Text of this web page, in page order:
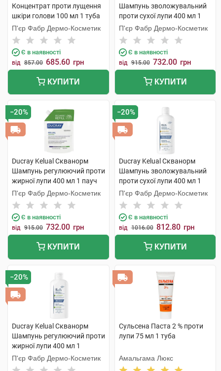
Концентрат проти лущення
шкіри голови 100 мл 1 туба
П'єр Фабр Дермо-Косметик
Є в наявності
від 857.00 685.60 грн
КУПИТИ
Шампунь зволожувальний
проти сухої лупи 400 мл 1
пауч
П'єр Фабр Дермо-Косметик
Є в наявності
від 915.00 732.00 грн
КУПИТИ
−20%
Ducray Kelual Скванорм
Шампунь регулюючий проти
жирної лупи 400 мл 1 пауч
П'єр Фабр Дермо-Косметик
Є в наявності
від 915.00 732.00 грн
КУПИТИ
−20%
Ducray Kelual Скванорм
Шампунь зволожувальний
проти сухої лупи 400 мл 1
флакон
П'єр Фабр Дермо-Косметик
Є в наявності
від 1016.00 812.80 грн
КУПИТИ
−20%
Ducray Kelual Скванорм
Шампунь регулюючий проти
жирної лупи 400 мл 1
флакон
П'єр Фабр Дермо-Косметик
Сульсена Паста 2 % проти
лупи 75 мл 1 туба
Амальгама Люкс